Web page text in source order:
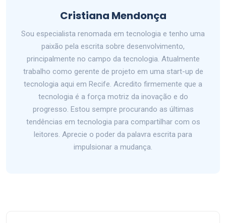
Cristiana Mendonça
Sou especialista renomada em tecnologia e tenho uma
paixão pela escrita sobre desenvolvimento,
principalmente no campo da tecnologia. Atualmente
trabalho como gerente de projeto em uma start-up de
tecnologia aqui em Recife. Acredito firmemente que a
tecnologia é a força motriz da inovação e do
progresso. Estou sempre procurando as últimas
tendências em tecnologia para compartilhar com os
leitores. Aprecie o poder da palavra escrita para
impulsionar a mudança.